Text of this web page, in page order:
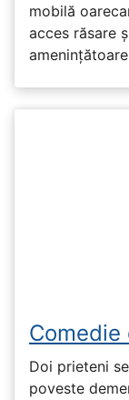
mobilă
acces răsare
Doi prieteni
poveste